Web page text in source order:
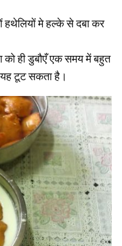
हथेलियों मे हल्के से दबा कर
ही डुबौएँ एक समय में बहुत
टूट सकता है।